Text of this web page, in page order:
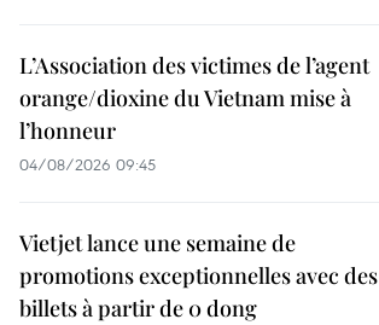
L’Association des victimes de l’agent
orange/dioxine du Vietnam mise à
l’honneur
04/08/2026 09:45
Vietjet lance une semaine de
promotions exceptionnelles avec des
billets à partir de 0 dong